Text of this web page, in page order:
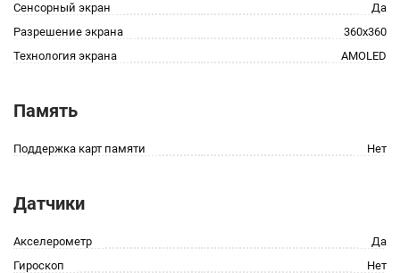
Сенсорный экран
Да
Разрешение экрана
360x360
Технология экрана
AMOLED
Память
Поддержка карт памяти Нет
Датчики
Акселерометр
Да
Гироскоп
Нет